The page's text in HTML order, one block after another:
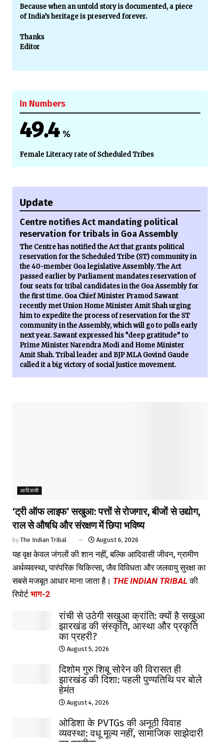
Because when an untold story is documented, a piece
of India’s heritage is preserved forever.
Thanks
Editor
In Numbers
49.4 %
Female Literacy rate of Scheduled Tribes
Update
Centre notifies Act mandating political
reservation for tribals in Goa Assembly
The Centre has notified the Act that grants political
reservation for the Scheduled Tribe (ST) community in
the 40-member Goa legislative Assembly. The Act
passed earlier by Parliament mandates reservation of
four seats for tribal candidates in the Goa Assembly for
the first time. Goa Chief Minister Pramod Sawant
recently met Union Home Minister Amit Shah urging
him to expedite the process of reservation for the ST
community in the Assembly, which will go to polls early
next year. Sawant expressed his “deep gratitude” to
Prime Minister Narendra Modi and Home Minister
Amit Shah. Tribal leader and BJP MLA Govind Gaude
called it a big victory of social justice movement.
आदिवासी
‘ट्री ऑफ लाइफ’ सखुआ: पत्तों से रोजगार, बीजों से उद्योग,
राल से औषधि और संरक्षण में छिपा भविष्य
by The Indian Tribal August 6, 2026
यह वृक्ष केवल जंगलों की शान नहीं, बल्कि आदिवासी जीवन, ग्रामीण
अर्थव्यवस्था, पारंपरिक चिकित्सा, जैव विविधता और जलवायु सुरक्षा का
सबसे मजबूत आधार माना जाता है। THE INDIAN TRIBAL की
रिपोर्ट भाग-2
रांची से उठेगी सखुआ क्रांति: क्यों है सखुआ
झारखंड की संस्कृति, आस्था और प्रकृति
का प्रहरी?
August 5, 2026
दिशोम गुरु शिबू सोरेन की विरासत ही
झारखंड की दिशा: पहली पुण्यतिथि पर बोले
हेमंत
August 4, 2026
ओडिशा के PVTGs की अनूठी विवाह
व्यवस्था: वधू मूल्य नहीं, सामाजिक साझेदारी